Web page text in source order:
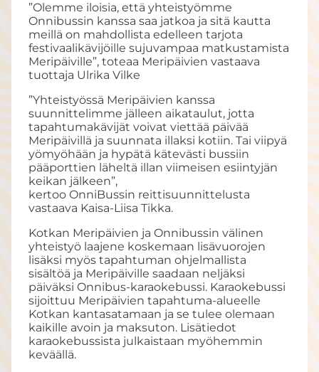
”Olemme iloisia, että yhteistyömme
Onnibussin kanssa saa jatkoa ja sitä kautta
meillä on mahdollista edelleen tarjota
festivaalikävijöille sujuvampaa matkustamista
Meripäiville”, toteaa Meripäivien vastaava
tuottaja Ulrika Vilke
”Yhteistyössä Meripäivien kanssa
suunnittelimme jälleen aikataulut, jotta
tapahtumakävijät voivat viettää päivää
Meripäivillä ja suunnata illaksi kotiin. Tai viipyä
yömyöhään ja hypätä kätevästi bussiin
pääporttien läheltä illan viimeisen esiintyjän
keikan jälkeen”,
kertoo OnniBussin reittisuunnittelusta
vastaava Kaisa-Liisa Tikka.
Kotkan Meripäivien ja Onnibussin välinen
yhteistyö laajene koskemaan lisävuorojen
lisäksi myös tapahtuman ohjelmallista
sisältöä ja Meripäiville saadaan neljäksi
päiväksi Onnibus-karaokebussi. Karaokebussi
sijoittuu Meripäivien tapahtuma-alueelle
Kotkan kantasatamaan ja se tulee olemaan
kaikille avoin ja maksuton. Lisätiedot
karaokebussista julkaistaan myöhemmin
keväällä.